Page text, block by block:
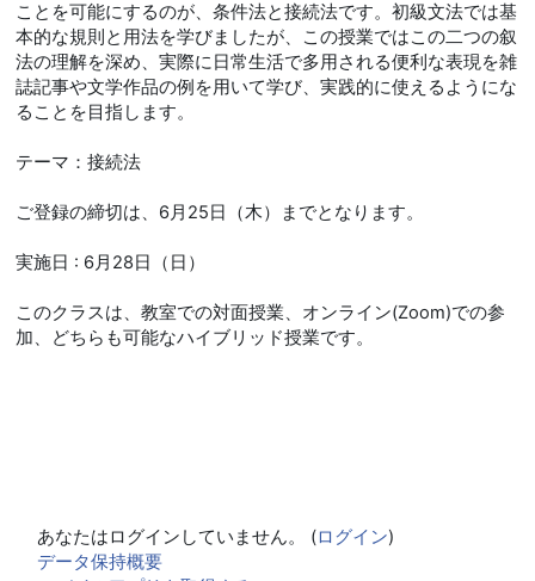
ことを可能にするのが、条件法と接続法です。初級文法では基
本的な規則と用法を学びましたが、この授業ではこの二つの叙
法の理解を深め、実際に日常生活で多用される便利な表現を雑
誌記事や文学作品の例を用いて学び、実践的に使えるようにな
ることを目指します。
テーマ：接続法
ご登録の締切は、6月25日（木）までとなります。
実施日 : 6月28日（日）
このクラスは、教室での対面授業、オンライン(Zoom)での参
加、どちらも可能なハイブリッド授業です。
あなたはログインしていません。 (ログイン)
データ保持概要